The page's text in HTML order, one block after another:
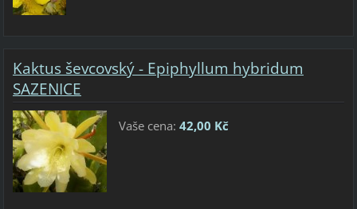
Kaktus ševcovský - Epiphyllum hybridum
SAZENICE
Vaše cena: 42,00 Kč